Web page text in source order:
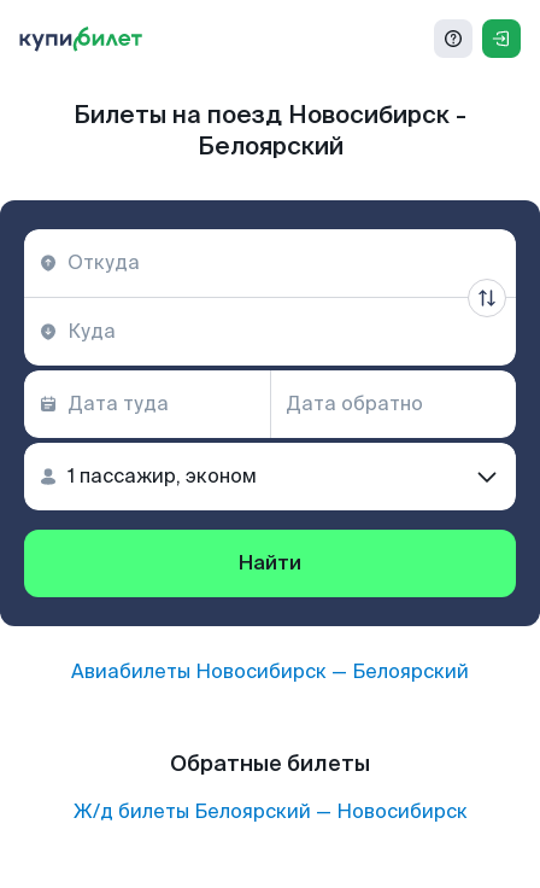
Билеты на поезд Новосибирск -
Белоярский
Найти
Авиабилеты Новосибирск — Белоярский
Обратные билеты
Ж/д билеты Белоярский — Новосибирск